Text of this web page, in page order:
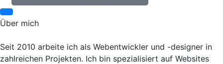
Über mich
Seit 2010 arbeite ich als Webentwickler und -designer in
zahlreichen Projekten. Ich bin spezialisiert auf Websites